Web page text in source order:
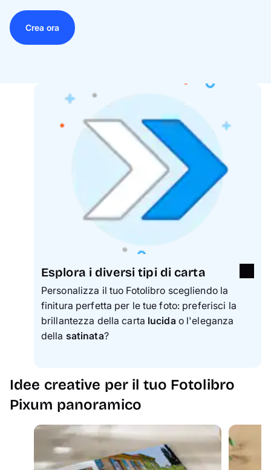
Crea ora
Esplora i diversi tipi di carta
Personalizza il tuo Fotolibro scegliendo la
finitura perfetta per le tue foto: preferisci la
brillantezza della carta lucida o l'eleganza
della satinata?
Idee creative per il tuo Fotolibro
Pixum panoramico